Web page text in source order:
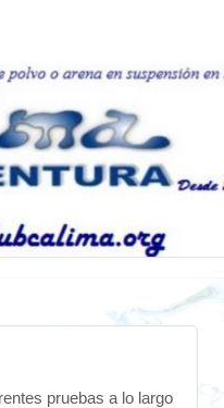
pruebas a lo largo